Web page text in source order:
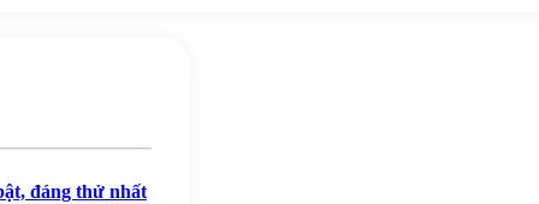
đáng thử nhất